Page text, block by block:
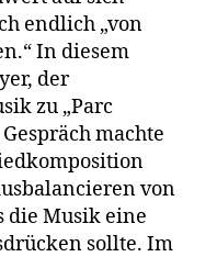
endlich „von
In diesem
der
zu „Parc
machte
von
die Musik eine
sollte. Im